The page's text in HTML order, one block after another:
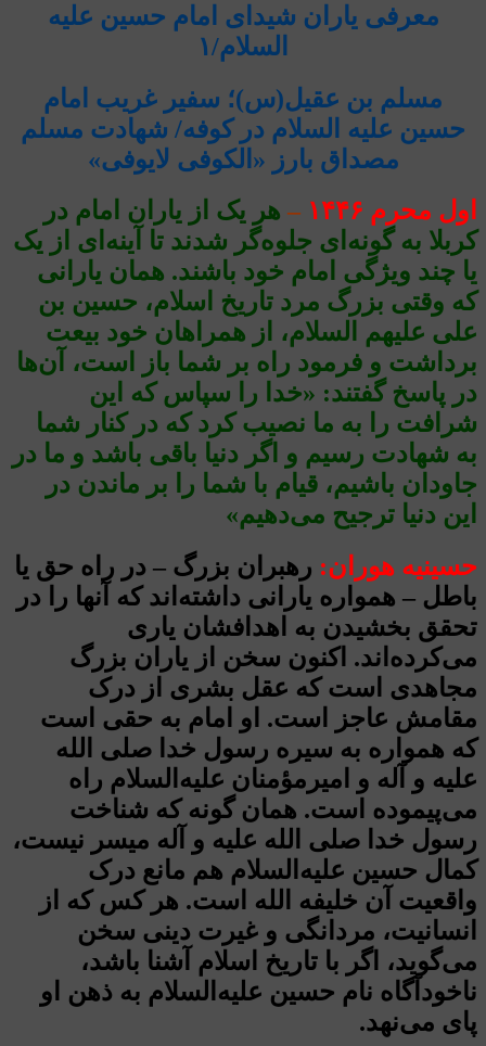
معرفی یاران شیدای امام حسین علیه
السلام/۱
مسلم بن عقیل(س)؛ سفیر غریب امام
حسین علیه السلام در کوفه/ شهادت مسلم
مصداق بارز «الکوفی لایوفی»
اول محرم ۱۴۴۶
– هر یک از یاران امام در
کربلا به گونه‌ای جلوه‌گر شدند تا آینه‌ای از یک
یا چند ویژگی امام خود باشند. همان یارانی
که وقتی بزرگ مرد تاریخ اسلام، حسین بن
علی علیهم السلام، از همراهان خود بیعت
برداشت و فرمود راه بر شما باز است، آن‌ها
در پاسخ گفتند: «خدا را سپاس که این
شرافت را به ما نصیب کرد که در کنار شما
به شهادت رسیم و اگر دنیا باقی باشد و ما در
جاودان باشیم، قیام با شما را بر ماندن در
این دنیا ترجیح می‌دهیم»
حسینیه هوران: رهبران بزرگ – در راه حق یا
باطل – همواره یارانی داشته‌اند که آنها را در
تحقق بخشیدن به اهدافشان یاری
می‌کرده‌اند. اکنون سخن از یاران بزرگ
مجاهدی است که عقل بشری از درک
مقامش عاجز است. او امام به حقی است
که همواره به سیره رسول خدا صلی الله
علیه و آله و امیرمؤمنان علیه‌السلام راه
می‌پیموده است. همان گونه که شناخت
رسول خدا صلی الله علیه و آله میسر نیست،
کمال حسین علیه‌السلام هم مانع درک
واقعیت آن خلیفه الله است. هر کس که از
انسانیت، مردانگی و غیرت دینی سخن
می‌گوید، اگر با تاریخ اسلام آشنا باشد،
ناخودآگاه نام حسین علیه‌السلام به ذهن او
پای می‌نهد.